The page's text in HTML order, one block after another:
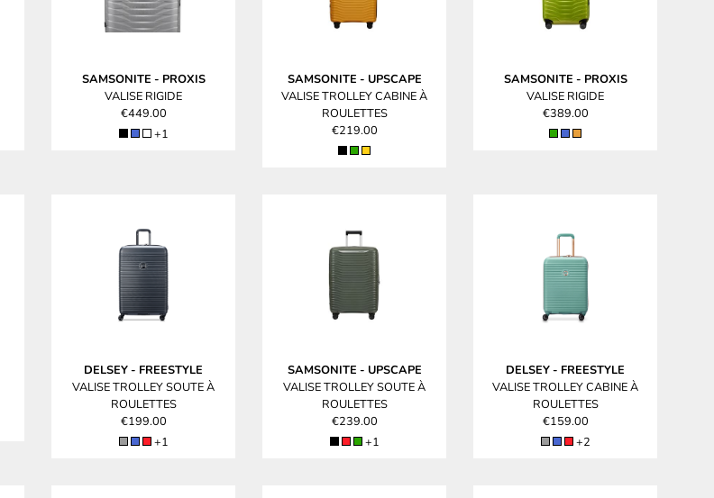
SAMSONITE - PROXIS
VALISE RIGIDE
€449.00
+1
SAMSONITE - UPSCAPE
VALISE TROLLEY CABINE À
ROULETTES
€219.00
SAMSONITE - PROXIS
VALISE RIGIDE
€389.00
DELSEY- FREESTYLE
VALISE TROLLEY SOUTE À
ROULETTES
€199.00
+1
SAMSONITE - UPSCAPE
VALISE TROLLEY SOUTE À
ROULETTES
€239.00
+1
DELSEY- FREESTYLE
VALISE TROLLEY CABINE À
ROULETTES
€159.00
+2